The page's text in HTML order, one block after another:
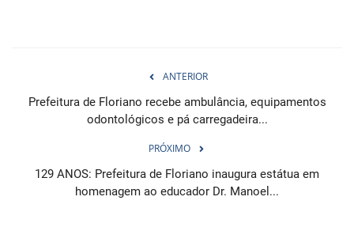
ANTERIOR
Prefeitura de Floriano recebe ambulância, equipamentos
odontológicos e pá carregadeira...
PRÓXIMO
129 ANOS: Prefeitura de Floriano inaugura estátua em
homenagem ao educador Dr. Manoel...